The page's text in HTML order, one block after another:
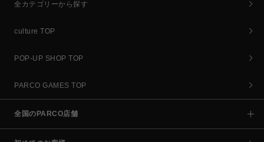
全カテゴリーから探す
culture TOP
POP-UP SHOP TOP
PARCO GAMES TOP
全国のPARCO店舗